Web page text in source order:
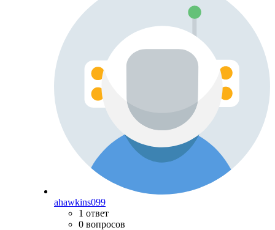
ahawkins099
1 ответ
0 вопросов